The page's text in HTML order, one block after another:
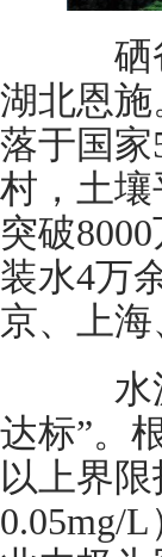
硒爸
湖北恩
落于国
村，土壤
突破
装水4万
京、上
水源
达标”。
以上界
0.05mg/